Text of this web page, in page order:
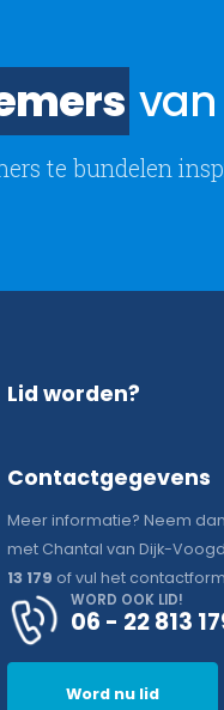
te bundelen
Lid worden?
Contactgegevens
Meer informatie? Neem
met Chantal van Dijk-
13 179 of vul het
WORD OOK LID!
06 - 22 813
Word nu lid